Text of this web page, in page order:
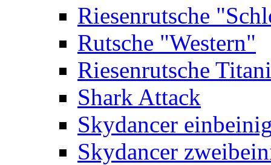
Riesenrutsche
Rutsche "Western"
Riesenrutsche
Shark Attack
Skydancer
Skydancer